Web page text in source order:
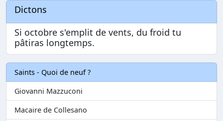
Dictons
Si octobre s'emplit de vents, du froid tu
pâtiras longtemps.
Saints - Quoi de neuf ?
Giovanni Mazzuconi
Macaire de Collesano